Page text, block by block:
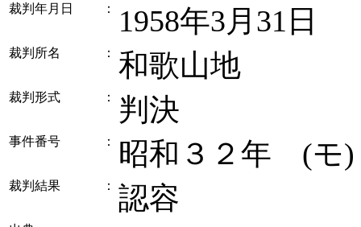
裁判年月日 ： 1958年3月31日
裁判所名 ： 和歌山地
裁判形式 ： 判決
事件番号 ： 昭和３２年 (
裁判結果 ： 認容